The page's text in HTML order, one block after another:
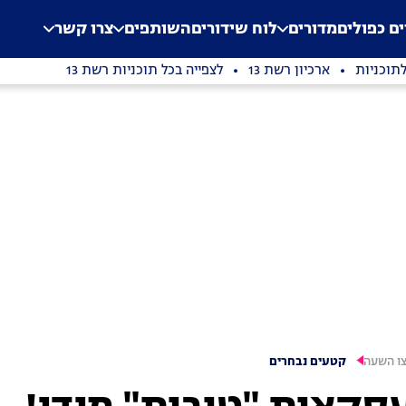
Application error: a
. כפוליםמדורים לוח שידוריםהשותפים צרו קשר
ארכיון רשת 13 לצפייה בכל תוכניות רשת 13
השעה קטעים נבחרים